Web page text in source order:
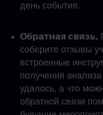
день события.
Обратная связь.
соберите отзывы
встроенные
получения
удалось, а что
обратной связи